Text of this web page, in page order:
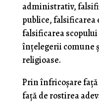
administrativ,
publice,
falsificarea
înţelegerii comune
religioase.
Prin înfricoşare
faţă de rostirea